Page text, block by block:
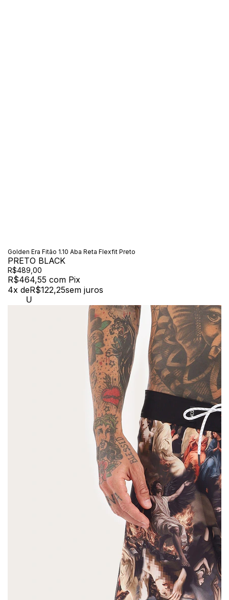
Golden Era Fitão 1.10 Aba Reta Flexfit Preto
PRETO BLACK
R$489,00
R$464,55 com Pix
4x deR$122,25sem juros
U